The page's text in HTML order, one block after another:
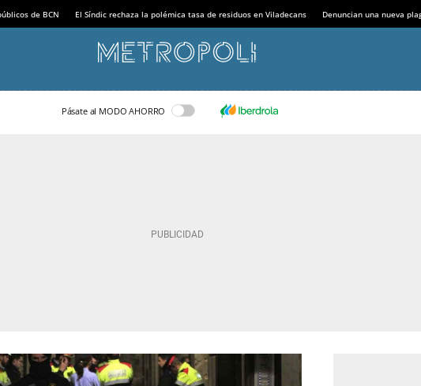
de BCN El Síndic rechaza la polémica tasa de residuos en Viladecans Denuncian una nueva
Pásate al MODO AHORRO